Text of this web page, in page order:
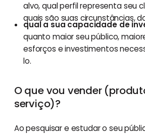
alvo, qual perfil representa seu
quais são suas circunstâncias,
qual a sua capacidade de
quanto maior seu público,
esforços e investimentos
lo.
O que vou vender
serviço)?
Ao pesquisar e estudar o seu